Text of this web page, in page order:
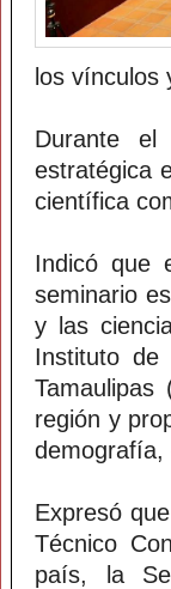
los vínculos
Durante el
estratégica
científica
Indicó que
seminario
y las
Instituto de
región y
demografía,
Expresó
Técnico
país, la